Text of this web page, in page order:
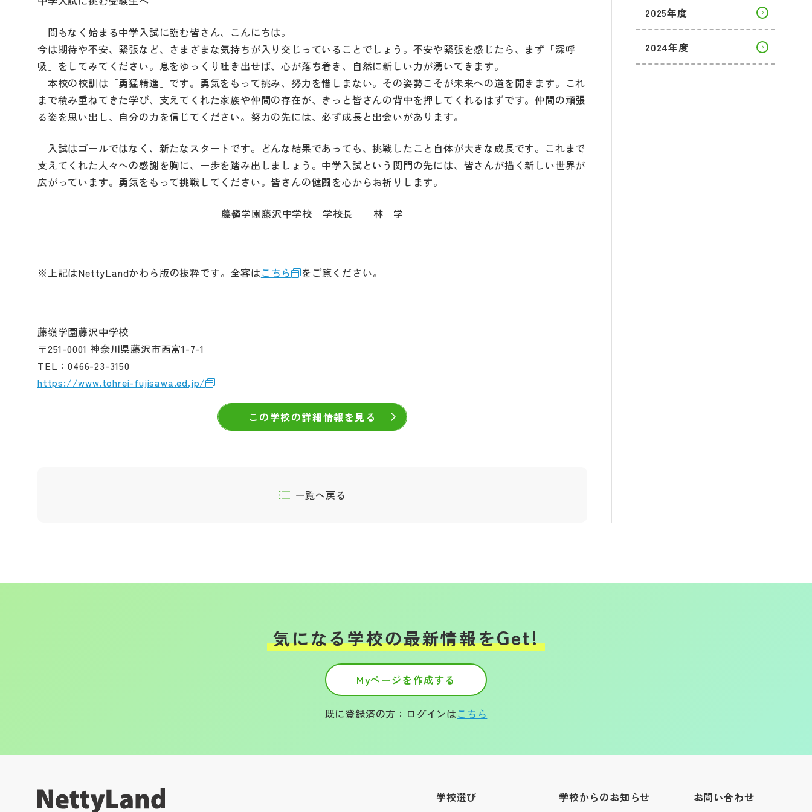
間もなく始まる中学入試に臨む皆さん、こんにちは。
今は期待や不安、緊張など、さまざまな気持ちが入り交じっていることでしょう。不安や緊張を感じたら、まず「深呼
吸」をしてみてください。息をゆっくり吐き出せば、心が落ち着き、自然に新しい力が湧いてきます。
本校の校訓は「勇猛精進」です。勇気をもって挑み、努力を惜しまない。その姿勢こそが未来への道を開きます。これ
まで積み重ねてきた学び、支えてくれた家族や仲間の存在が、きっと皆さんの背中を押してくれるはずです。仲間の頑張
る姿を思い出し、自分の力を信じてください。努力の先には、必ず成長と出会いがあります。
入試はゴールではなく、新たなスタートです。どんな結果であっても、挑戦したこと自体が大きな成長です。これまで
支えてくれた人々への感謝を胸に、一歩を踏み出しましょう。中学入試という関門の先には、皆さんが描く新しい世界が
広がっています。勇気をもって挑戦してください。皆さんの健闘を心からお祈りします。
藤嶺学園藤沢中学校 学校長 林 学
※上記はNettyLandかわら版の抜粋です。全容はこちら をご覧ください。
藤嶺学園藤沢中学校
〒251-0001 神奈川県藤沢市西富1-7-1
TEL：0466-23-3150
https://www.tohrei-fujisawa.ed.jp/
この学校の詳細情報を見る
一覧へ戻る
2025年度
2024年度
気になる学校の最新情報をGet!
Myページを作成する
既に登録済の方：ログインはこちら
学校選び
学校からのお知らせ
お問い合わせ